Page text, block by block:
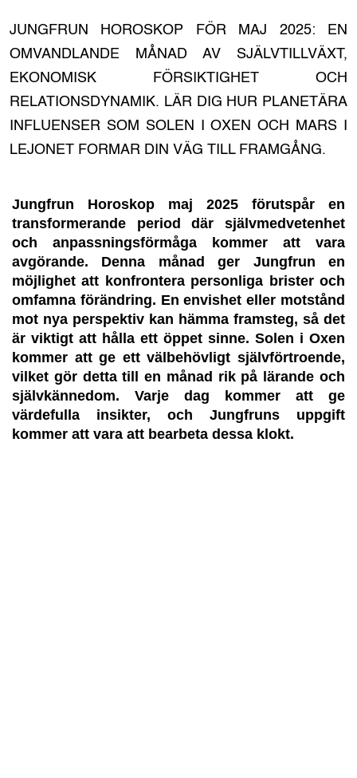
JUNGFRUN HOROSKOP FÖR MAJ 2025: EN
OMVANDLANDE MÅNAD AV SJÄLVTILLVÄXT,
EKONOMISK FÖRSIKTIGHET OCH
RELATIONSDYNAMIK. LÄR DIG HUR PLANETÄRA
INFLUENSER SOM SOLEN I OXEN OCH MARS I
LEJONET FORMAR DIN VÄG TILL FRAMGÅNG.
Jungfrun Horoskop maj 2025 förutspår en
transformerande period där självmedvetenhet
och anpassningsförmåga kommer att vara
avgörande. Denna månad ger Jungfrun en
möjlighet att konfrontera personliga brister och
omfamna förändring. En envishet eller motstånd
mot nya perspektiv kan hämma framsteg, så det
är viktigt att hålla ett öppet sinne. Solen i Oxen
kommer att ge ett välbehövligt självförtroende,
vilket gör detta till en månad rik på lärande och
självkännedom. Varje dag kommer att ge
värdefulla insikter, och Jungfruns uppgift
kommer att vara att bearbeta dessa klokt.